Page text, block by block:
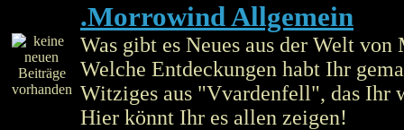
.Morrowind Allgemein
Was gibt es Neues aus der Welt
Welche Entdeckungen habt Ihr
Witziges aus "Vvardenfell", das Ihr
Hier könnt Ihr es allen zeigen!